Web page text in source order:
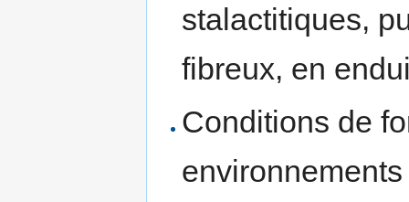
stalactitiques,
fibreux, en
Conditions de